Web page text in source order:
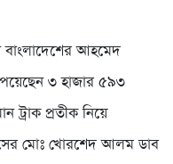
বাংলাদেশের আহমেদ
৩ হাজার ৫৯৩
ট্রাক প্রতীক নিয়ে
মোঃ খোরশেদ আলম ডাব